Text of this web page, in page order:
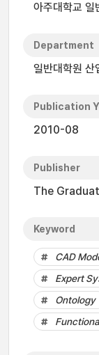
아주대학교 일
Department
일반대학원 산
Publication
2010-08
Publisher
The
Keyword
CAD
Expert
Ontology